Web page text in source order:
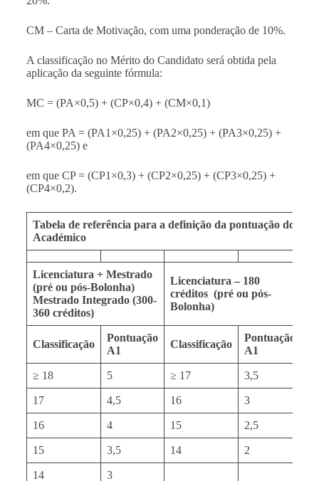
CM – Carta de Motivação, com uma ponderação de 10%.
A classificação no Mérito do Candidato será obtida pela
aplicação da seguinte fórmula:
MC = (PA×0,5) + (CP×0,4) + (CM×0,1)
em que PA = (PA1×0,25) + (PA2×0,25) + (PA3×0,25) +
(PA4×0,25) e
em que CP = (CP1×0,3) + (CP2×0,25) + (CP3×0,25) +
(CP4×0,2).
Tabela de referência para a definição da pontuação do
Académico
Licenciatura + Mestrado
(pré ou pós-Bolonha)
Mestrado Integrado (300-
360 créditos)
Licenciatura – 180
créditos (pré ou pós-
Bolonha)
Classificação
Pontuação
A1
Classificação
Pontuação
A1
≥ 18 5 ≥ 17 3,5
17 4,5 16 3
16 4 15 2,5
15 3,5 14 2
14
3